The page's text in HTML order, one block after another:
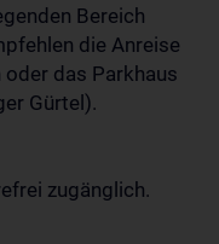
Bereich
die Anreise
das Parkhaus
Gürtel).
zugänglich.